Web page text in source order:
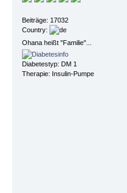
Beiträge: 17032
Country:
Ohana heißt "Familie"...
Diabetestyp: DM 1
Therapie: Insulin-Pumpe